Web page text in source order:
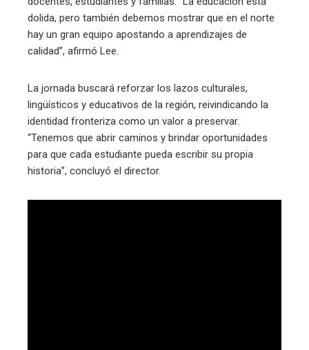
dolida, pero también debemos mostrar que en el norte
hay un gran equipo apostando a aprendizajes de
calidad”, afirmó Lee.
La jornada buscará reforzar los lazos culturales,
lingüísticos y educativos de la región, reivindicando la
identidad fronteriza como un valor a preservar.
“Tenemos que abrir caminos y brindar oportunidades
para que cada estudiante pueda escribir su propia
historia”, concluyó el director.